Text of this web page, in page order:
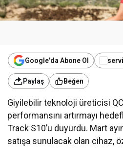
Google'da Abone Ol
Paylaş Beğen
Giyilebilir teknoloji üreticisi
performansını artırmayı
Track S10’u duyurdu. Mart
satışa sunulacak olan cihaz,